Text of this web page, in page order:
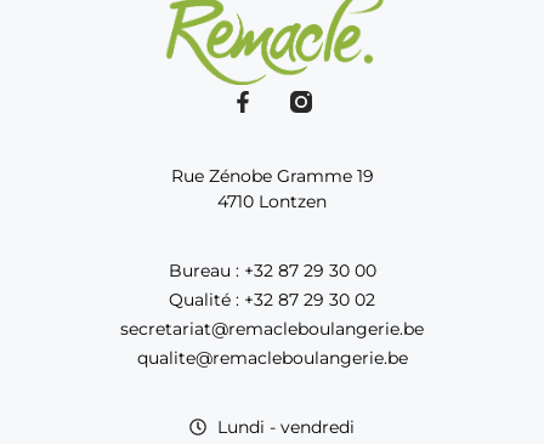
Rue Zénobe Gramme 19
4710 Lontzen
Bureau : +32 87 29 30 00
Qualité : +32 87 29 30 02
secretariat@remacleboulangerie.be
qualite@remacleboulangerie.be
Lundi - vendredi